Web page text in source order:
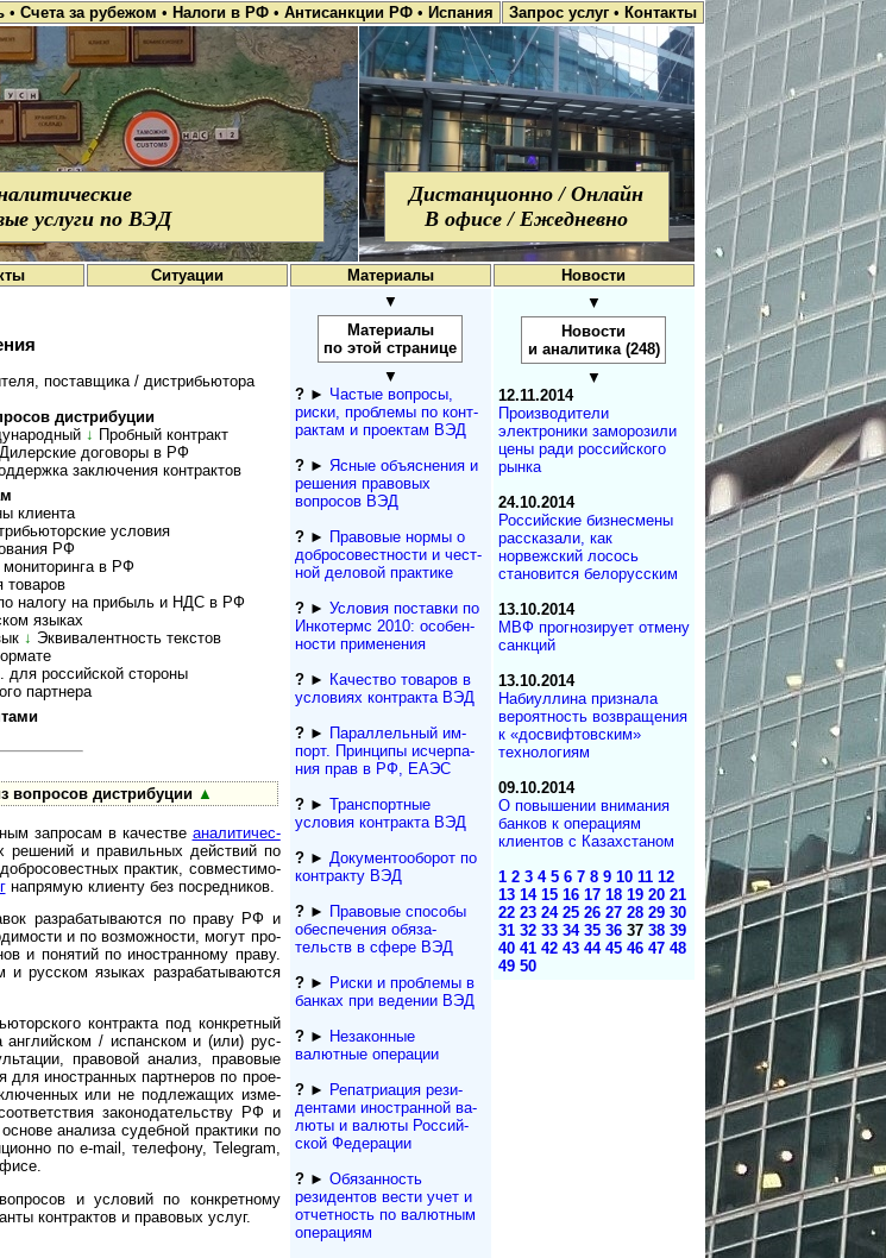
• Счета за рубежом • Налоги в РФ • Антисанкции РФ • Испания Запрос услуг • Контакты
услуги по ВЭД
Дистанционно / Онлайн
В офисе / Ежедневно
Ситуации Материалы Новости
поставщика / дистрибьютора
дист­ри­буции
↓ Пробный контракт
Дилерские договоры в РФ
заключения контрактов
кли­ента
ус­ло­вия
РФ
в РФ
това­ров
налогу на при­быль и НДС в РФ
язы­ках
↓ Эк­ви­ва­лент­ность тек­с­тов
для рос­сий­ской сто­роны
парт­нера
воп­ро­сов дист­ри­буции ▲
зап­ро­сам в каче­стве ана­ли­ти­че­с­
и пра­ви­ль­ных дей­ст­вий по
прак­тик, сов­мес­ти­мо­
на­пря­мую кли­енту без по­сред­ников.
раз­раба­тыва­ются по праву РФ и
и по воз­мож­но­сти, могут про­
и поня­тий по ино­ст­ран­ному праву.
и рус­ском язы­ках раз­раба­тыва­ются
конт­ракта под конк­рет­ный
анг­лий­ском / испан­ском и (или) рус­
право­вой ана­лиз, пра­во­вые
для ино­ст­ран­ных парт­неров по прое­
или не подле­жа­щих изме­
зако­нода­тель­ству РФ и
ана­лиза судеб­ной прак­тики по
по e-mail, теле­фону, Tele­gram,
и усло­вий по конк­рет­ному
конт­рак­тов и право­вых услуг.
▼
Материалы
по этой странице
▼
?► Частые вопросы,
рис­ки, проблемы по конт­
рактам и проектам ВЭД
?► Ясные объяснения и
решения правовых
вопросов ВЭД
?► Правовые нормы о
добросовестности и чест­
ной деловой практике
?► Условия поставки по
Инкотермс 2010: осо­бен­
нос­ти применения
?► Качество товаров в
условиях контракта ВЭД
?► Параллельный им­
порт. Прин­ци­пы ис­чер­па­
ния прав в РФ, ЕАЭС
?► Транспортные
условия контракта ВЭД
?► Документооборот по
контракту ВЭД
?► Правовые способы
обеспечения обяза­
тельств в сфере ВЭД
?► Риски и проблемы в
банках при ведении ВЭД
?► Незаконные
валютные операции
?► Репатриация ре­зи­
ден­та­ми иностранной ва­
лю­ты и валюты Рос­сий­
ской Федерации
?► Обязанность
резиден­тов вести учет и
отчетность по валютным
операциям
▼
Новости
и аналитика (248)
▼
12.11.2014
Производители
электроники заморо­зили
цены ради российского
рынка
24.10.2014
Российские бизнесмены
рассказали, как
норвежский лосось
становится белорусским
13.10.2014
МВФ прогнозирует отмену
санкций
13.10.2014
Набиуллина признала
вероятность возвращения
к «досвифтовским»
технологиям
09.10.2014
О повышении внимания
банков к операциям
клиентов с Казахстаном
1 2 3 4 5 6 7 8 9 10 11 12
13 14 15 16 17 18 19 20 21
22 23 24 25 26 27 28 29 30
31 32 33 34 35 36 37 38 39
40 41 42 43 44 45 46 47 48
49 50